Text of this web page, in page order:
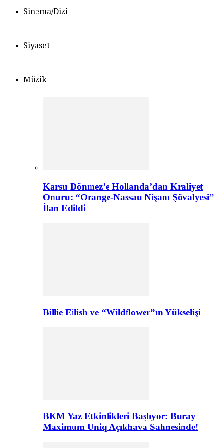
Sinema/Dizi
Siyaset
Müzik
Karsu Dönmez’e Hollanda’dan Kraliyet
Onuru: “Orange-Nassau Nişanı Şövalyesi”
İlan Edildi
Billie Eilish ve “Wildflower”ın Yükselişi
BKM Yaz Etkinlikleri Başlıyor: Buray
Maximum Uniq Açıkhava Sahnesinde!